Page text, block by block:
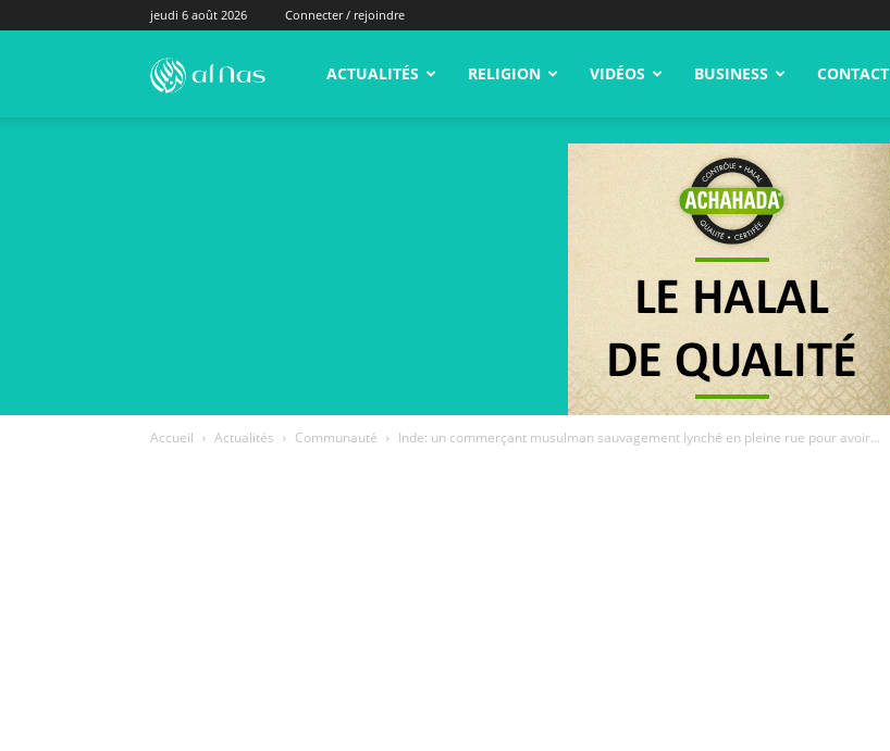
jeudi 6 août 2026 Connecter / rejoindre
alNas.fr ACTUALITÉS RELIGION VIDÉOS BUSINESS CONTACT
Accueil Actualités Communauté Inde: un commerçant musulman sauvagement lynché en pleine rue pour avoir...